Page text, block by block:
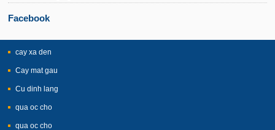
Facebook
cay xa den
Cay mat gau
Cu dinh lang
qua oc cho
qua oc cho